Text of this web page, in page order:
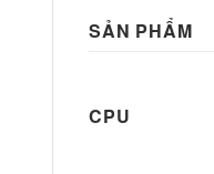
SẢN PHẨM
CPU